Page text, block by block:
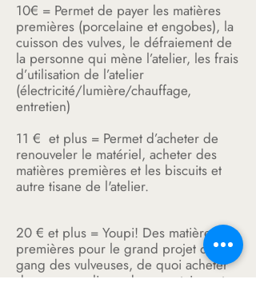
10€ = Permet de payer les matières
premières (porcelaine et engobes), la
cuisson des vulves, le défraiement de
la personne qui mène l’atelier, les frais
d’utilisation de l’atelier
(électricité/lumière/chauffage,
entretien)
11 € et plus = Permet d’acheter de
renouveler le matériel, acheter des
matières premières et les biscuits et
autre tisane de l'atelier.
20 € et plus = Youpi! Des matières
premières pour le grand projet de la
gang des vulveuses, de quoi acheter
de nouveaux livres documentaires et